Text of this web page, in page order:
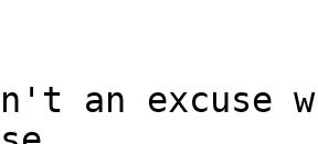
an excuse